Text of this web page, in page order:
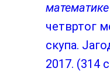
математике
четвртог
скупа.
2017. (314